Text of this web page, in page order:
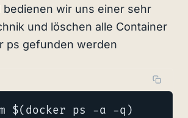
bedienen wir uns einer sehr
und löschen alle Container
ps gefunden werden
$(docker ps -a -q)